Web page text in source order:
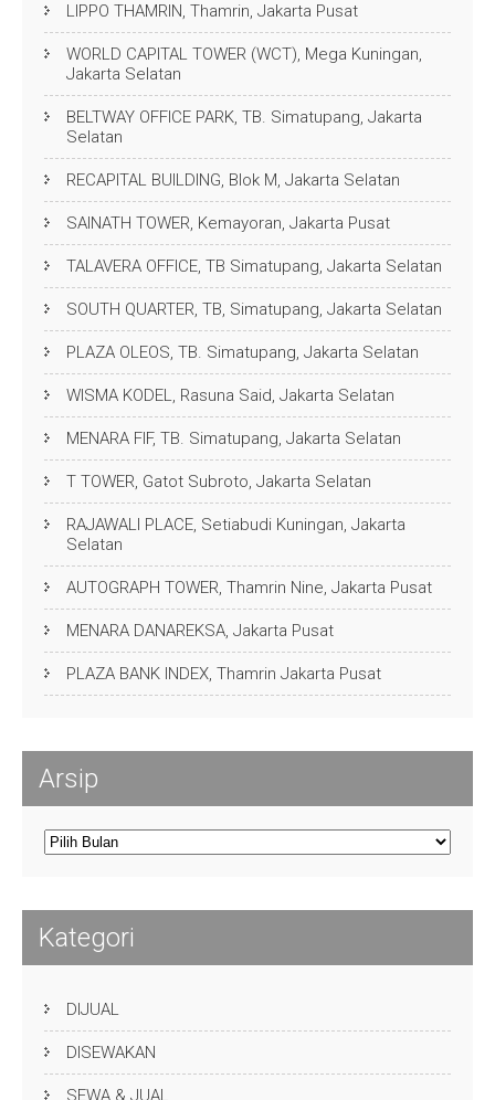
LIPPO THAMRIN, Thamrin, Jakarta Pusat
WORLD CAPITAL TOWER (WCT), Mega Kuningan,
Jakarta Selatan
BELTWAY OFFICE PARK, TB. Simatupang, Jakarta
Selatan
RECAPITAL BUILDING, Blok M, Jakarta Selatan
SAINATH TOWER, Kemayoran, Jakarta Pusat
TALAVERA OFFICE, TB Simatupang, Jakarta Selatan
SOUTH QUARTER, TB, Simatupang, Jakarta Selatan
PLAZA OLEOS, TB. Simatupang, Jakarta Selatan
WISMA KODEL, Rasuna Said, Jakarta Selatan
MENARA FIF, TB. Simatupang, Jakarta Selatan
T TOWER, Gatot Subroto, Jakarta Selatan
RAJAWALI PLACE, Setiabudi Kuningan, Jakarta
Selatan
AUTOGRAPH TOWER, Thamrin Nine, Jakarta Pusat
MENARA DANAREKSA, Jakarta Pusat
PLAZA BANK INDEX, Thamrin Jakarta Pusat
Arsip
Arsip
Kategori
DIJUAL
DISEWAKAN
SEWA & JUAL